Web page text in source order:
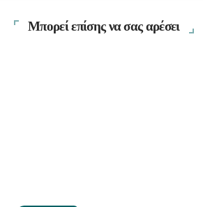
Μπορεί επίσης να σας αρέσει